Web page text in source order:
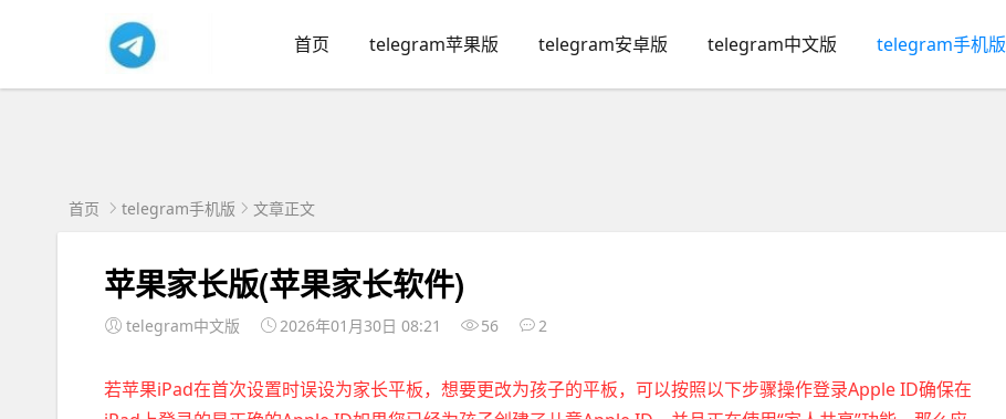
首页 telegram苹果版 telegram安卓版 telegram中文版 telegram手机版
首页 telegram手机版 文章正文
苹果家长版(苹果家长软件)
telegram中文版 2026年01月30日 08:21 56 2
若苹果iPad在首次设置时误设为家长平板，想要更改为孩子的平板，可以按照以下步骤操作登录Apple ID确保在